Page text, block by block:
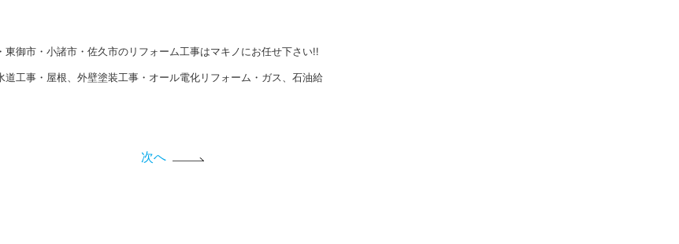
御市・小諸市・佐久市のリフォーム工事はマキノにお任せ下さい!!
工事・屋根、外壁塗装工事・オール電化リフォーム・ガス、石油給
次へ